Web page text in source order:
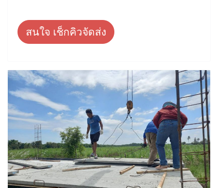
สนใจ เช็กคิวจัดส่ง